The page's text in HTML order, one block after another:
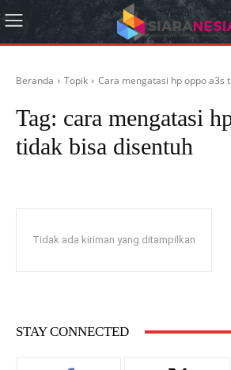
Beranda Topik Cara mengatasi hp oppo a3s
Tag: cara mengatasi
tidak bisa disentuh
Tidak ada kiriman yang ditampilkan
STAY CONNECTED